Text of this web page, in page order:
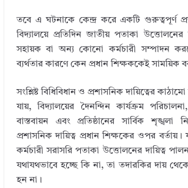
তবে এ ঘটনাকে কেন্দ্র করে একটি গুরুত্বপূর্ণ
বিদ্যালয়ে প্রতিদিন জাতীয় পতাকা
সহায়ক বা অন্য কোনো কর্মচারী সম্পাদন
ব্যর্থতার কারণে কেন প্রধান শিক্ষককেই সাময়িক
সংশ্লিষ্ট বিধিবিধান ও প্রশাসনিক দায়িত্বের
যায়, বিদ্যালয়ের দৈনন্দিন কার্যক্রম
বাস্তবায়ন এবং প্রতিষ্ঠানের সার্বিক শৃঙ্খলা
প্রশাসনিক দায়িত্ব প্রধান শিক্ষকের ওপর
কর্মচারী সরাসরি পতাকা উত্তোলনের দায়িত্ব
যথাযথভাবে হচ্ছে কি না, তা তদারকির দায় থেকে
হন না।